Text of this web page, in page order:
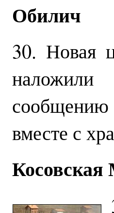
Обилич
30. Новая
вместе с